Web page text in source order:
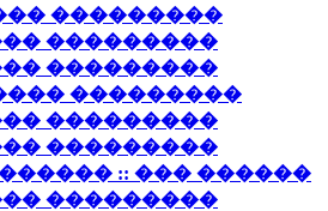
���������
���������
���������
���������
���������
���������
:: ��� ������
���������